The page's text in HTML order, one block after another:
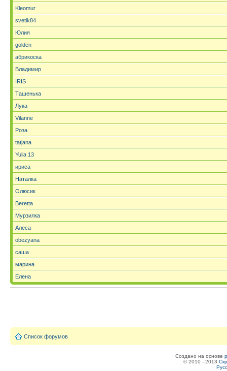
Kleomur
svetik84
Юлия
golden
абрикоска
Владимир
IRIS
Ташенька
Лука
Vilanne
Роза
tatjana
Yulia 13
ириса
Наталка
Олюсик
Beretta
Мурзилка
Алеса
obezyana
саша
марина
Елена
Список форумов
Создано на основе
© 2010 - 2013